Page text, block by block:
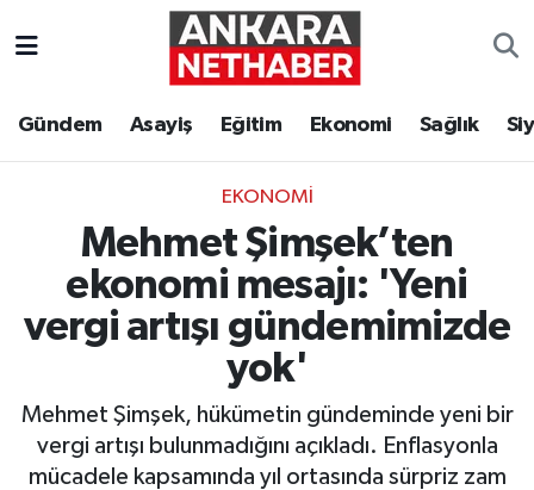
Gündem Asayiş Eğitim Ekonomi Sağlık
EKONOMI
Mehmet Şimşek’ten
ekonomi mesajı: 'Yeni
vergi artışı gündemimizde
yok'
Mehmet Şimşek, hükümetin gündeminde yeni bir
vergi artışı bulunmadığını açıkladı. Enflasyonla
mücadele kapsamında yıl ortasında sürpriz zam
Ekonomi
Gündem
Kim Kimdir Nereli
Resmi İlanlar
Ankara Hava Durumu
Tüm Manşetler
Son Dakika Haberleri